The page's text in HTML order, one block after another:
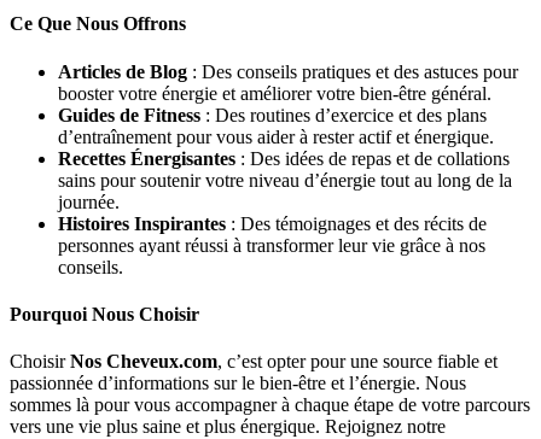
Ce Que Nous Offrons
Articles de Blog : Des conseils pratiques et des astuces pour
booster votre énergie et améliorer votre bien-être général.
Guides de Fitness : Des routines d’exercice et des plans
d’entraînement pour vous aider à rester actif et énergique.
Recettes Énergisantes : Des idées de repas et de collations
sains pour soutenir votre niveau d’énergie tout au long de la
journée.
Histoires Inspirantes : Des témoignages et des récits de
personnes ayant réussi à transformer leur vie grâce à nos
conseils.
Pourquoi Nous Choisir
ChoisirNos Cheveux.com, c’est opter pour une source fiable et
passionnée d’informations sur le bien-être et l’énergie. Nous
sommes là pour vous accompagner à chaque étape de votre parcours
vers une vie plus saine et plus énergique. Rejoignez notre